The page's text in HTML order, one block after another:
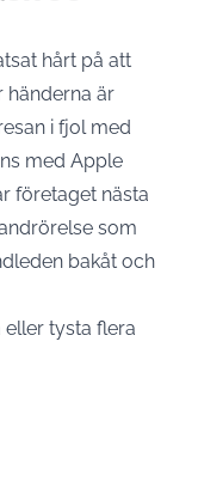
hårt på att
händerna är
i fjol med
med Apple
företaget nästa
som
bakåt och
eller tysta flera